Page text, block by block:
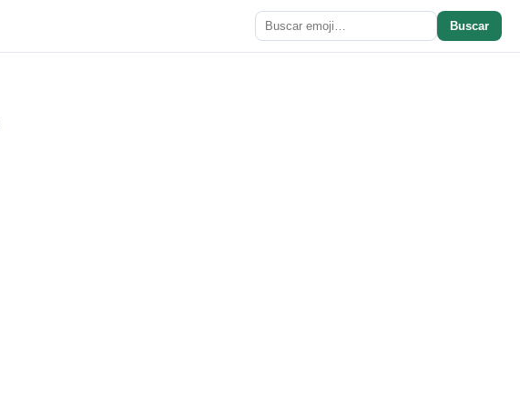
Buscar